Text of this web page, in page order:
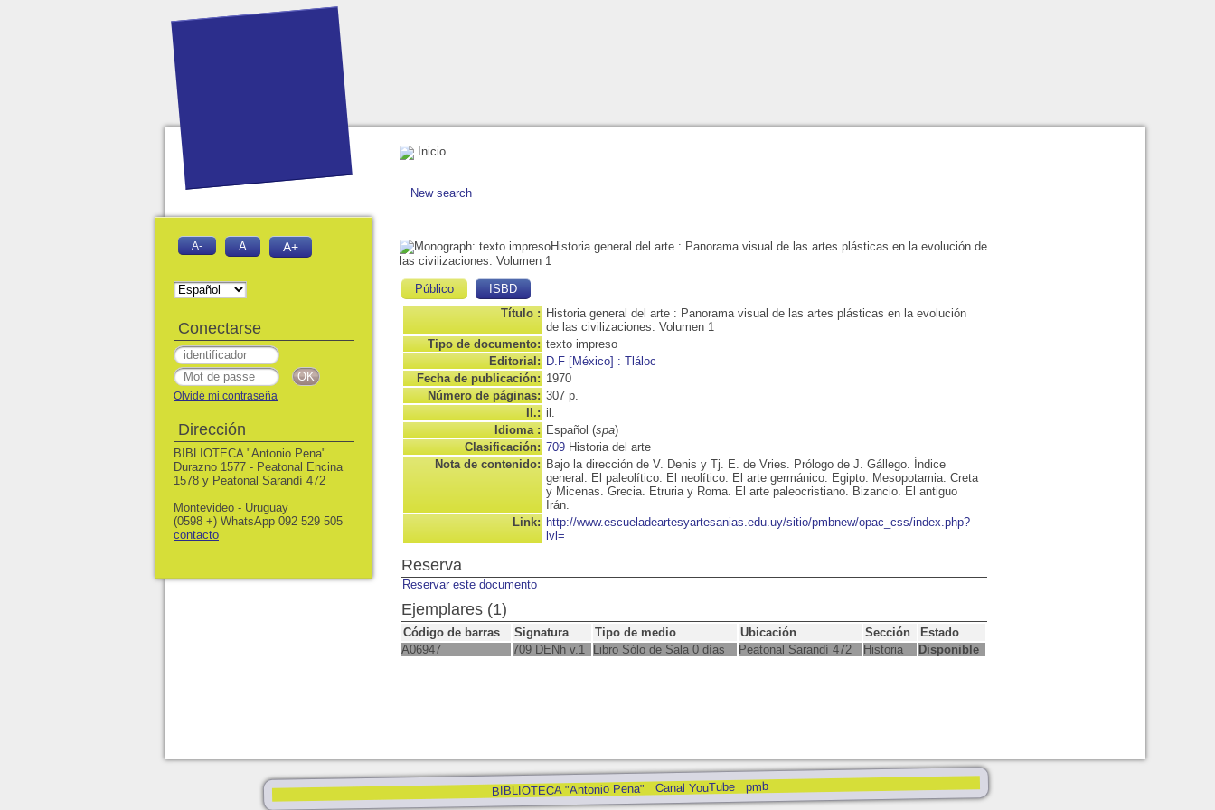
Inicio
New search
Historia general del arte : Panorama visual de las artes plásticas en la evolución de
las civilizaciones. Volumen 1
Público
ISBD
Título : Historia general del arte : Panorama visual de las artes plásticas en la evolución
de las civilizaciones. Volumen 1
Tipo de documento: texto impreso
Editorial: D.F [México] : Tláloc
Fecha de publicación: 1970
Número de páginas: 307 p.
Il.: il.
Idioma : Español (spa)
Clasificación: 709 Historia del arte
Nota de contenido: Bajo la dirección de V. Denis y Tj. E. de Vries. Prólogo de J. Gállego. Índice
general. El paleolítico. El neolítico. El arte germánico. Egipto. Mesopotamia. Creta
y Micenas. Grecia. Etruria y Roma. El arte paleocristiano. Bizancio. El antiguo
Irán.
Link: http://www.escueladeartesyartesanias.edu.uy/sitio/pmbnew/opac_css/index.php?
lvl=
Reserva
Reservar este documento
Ejemplares (1)
Código de barras Signatura Tipo de medio Ubicación Sección
Estado
A06947
709 DENh v.1 Libro Sólo de Sala 0 días Peatonal Sarandí 472 Historia Disponible
BIBLIOTECA "Antonio Pena" Canal YouTube pmb
A- A A+
Conectarse
Olvidé mi contraseña
Dirección
BIBLIOTECA "Antonio Pena"
Durazno 1577 - Peatonal Encina
1578 y Peatonal Sarandí 472
Montevideo - Uruguay
(0598 +) WhatsApp 092 529 505
contacto